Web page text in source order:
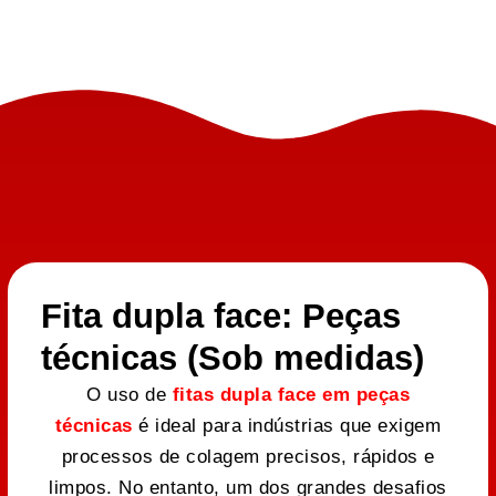
Fita dupla face: Peças
técnicas (Sob medidas)
O uso de fitas dupla face em peças
técnicas é ideal para indústrias que exigem
processos de colagem precisos, rápidos e
limpos. No entanto, um dos grandes desafios